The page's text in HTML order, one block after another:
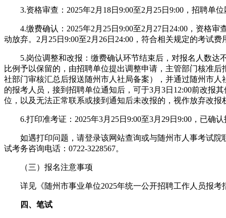
3.资格审查：2025年2月18日9:00至2月25日9:00，招聘单
4.缴费确认：2025年2月25日9:00至2月27日24:00，资格审
动放弃。2月25日9:00至2月26日24:00，符合相关规定的考试
5.岗位调整和改报：缴费确认环节结束后，对报名人数达
比例予以保留的，由招聘单位提出调整申请，主管部门核准
社部门审核汇总后报送随州市人社局备案），并通过随州市
的报考人员，接到招聘单位通知后，可于3月3日12:00前改报
位，以及无法正常联系或接到通知后未改报的，视作放弃改报
6.打印准考证：2025年3月25日9:00至3月29日9:00，已确
如遇打印问题，请登录该网站查询或与随州市人事考试院
试考务咨询电话：0722-3228567。
（三）报名注意事项
详见《随州市事业单位2025年统一公开招聘工作人员报考
四、笔试